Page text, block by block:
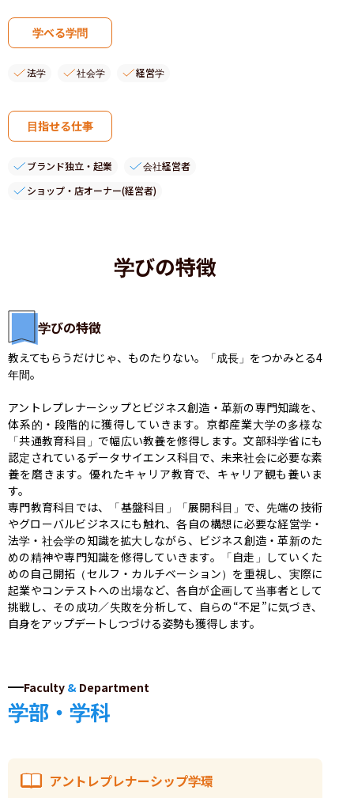
学べる学問
法学 社会学 経営学
目指せる仕事
ブランド独立・起業
会社経営者
ショップ・店オーナー(経営者)
学びの特徴
学びの特徴
教えてもらうだけじゃ、ものたりない。「成長」をつかみとる4
年間。
アントレプレナーシップとビジネス創造・革新の専門知識を、
体系的・段階的に獲得していきます。京都産業大学の多様な
「共通教育科目」で幅広い教養を修得します。文部科学省にも
認定されているデータサイエンス科目で、未来社会に必要な素
養を磨きます。優れたキャリア教育で、キャリア観も養いま
す。
専門教育科目では、「基盤科目」「展開科目」で、先端の技術
やグローバルビジネスにも触れ、各自の構想に必要な経営学・
法学・社会学の知識を拡大しながら、ビジネス創造・革新のた
めの精神や専門知識を修得していきます。「自走」していくた
めの自己開拓（セルフ・カルチベーション）を重視し、実際に
起業やコンテストへの出場など、各自が企画して当事者として
挑戦し、その成功／失敗を分析して、自らの“不足”に気づき、
自身をアップデートしつづける姿勢も獲得します。
Faculty & Department
学部・学科
アントレプレナーシップ学環